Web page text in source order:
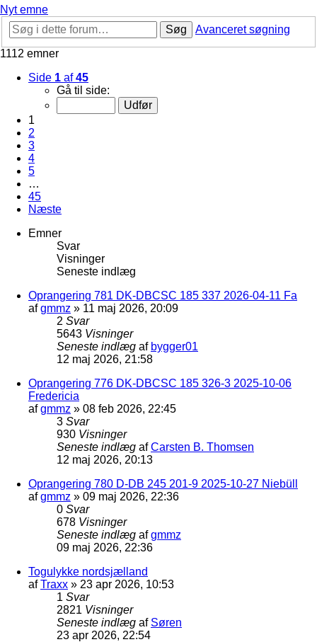
Nyt emne
Søg
Avanceret søgning
1112 emner
Side 1 af45
Gå til side:
1
2
3
4
5
…
45
Næste
Emner
Svar
Visninger
Seneste indlæg
Oprangering 781 DK-DBCSC 185 337 2026-04-11 Fa
afgmmz » 11 maj 2026, 20:09
2 Svar
5643 Visninger
Seneste indlæg af bygger01
12 maj 2026, 21:58
Oprangering 776 DK-DBCSC 185 326-3 2025-10-06
Fredericia
afgmmz » 08 feb 2026, 22:45
3 Svar
930 Visninger
Seneste indlæg afCarsten B. Thomsen
12 maj 2026, 20:13
Oprangering 780 D-DB 245 201-9 2025-10-27 Niebüll
afgmmz » 09 maj 2026, 22:36
0 Svar
678 Visninger
Seneste indlæg afgmmz
09 maj 2026, 22:36
Togulykke nordsjælland
afTraxx » 23 apr 2026, 10:53
1 Svar
2821 Visninger
Seneste indlæg af Søren
23 apr 2026, 22:54